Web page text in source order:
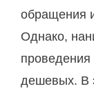
обращения
Однако,
проведения
дешевых. В